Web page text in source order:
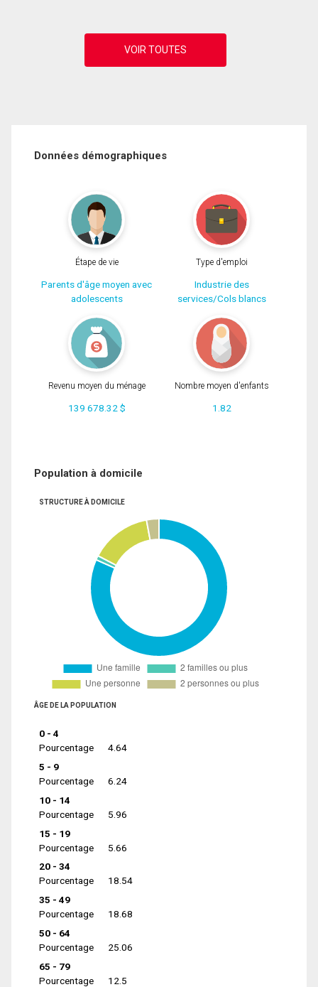
Données démographiques
Étape de vie
Parents d'âge moyen avec
adolescents
Type d'emploi
Industrie des
services/Cols blancs
Revenu moyen du ménage
139 678.32 $
Nombre moyen d'enfants
1.82
Population à domicile
STRUCTURE À DOMICILE
ÂGE DE LA POPULATION
0 - 4
Pourcentage
4.64
5 - 9
Pourcentage
6.24
10 - 14
Pourcentage
5.96
15 - 19
Pourcentage
5.66
20 - 34
Pourcentage
18.54
35 - 49
Pourcentage
18.68
50 - 64
Pourcentage
25.06
65 - 79
Pourcentage
12.5